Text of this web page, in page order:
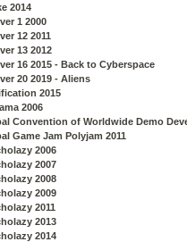
2014
1 2000
12 2011
13 2012
16 2015 - Back to Cyberspace
20 2019 - Aliens
2015
2006
Convention of Worldwide Demo
Game Jam Polyjam 2011
2006
2007
2008
2009
2011
2013
2014